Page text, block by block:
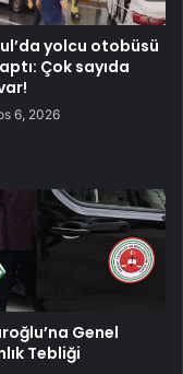
yolcu otobüsü
Çok sayıda
6, 2026
Genel
Tebliği